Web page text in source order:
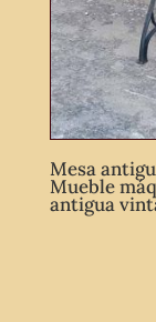
Mesa
Mueble
antigua